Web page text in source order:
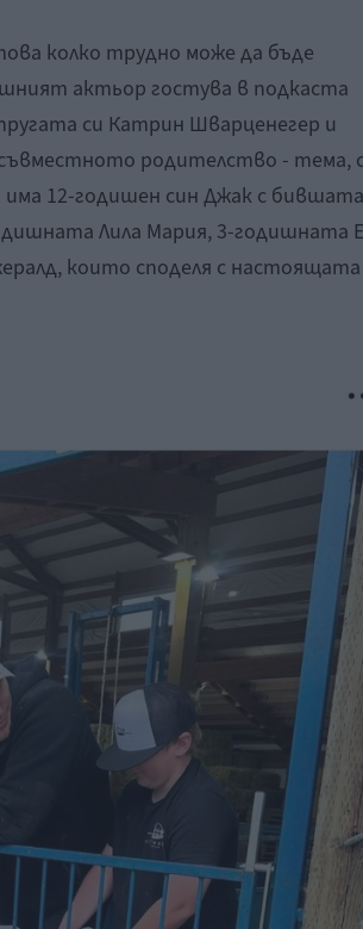
колко трудно може да бъде
актьор гостува в подкаста
си Катрин Шварценегер и
родителство - тема,
12-годишен син Джак с
Лила Мария, 3-годишната
които споделя с настоящата